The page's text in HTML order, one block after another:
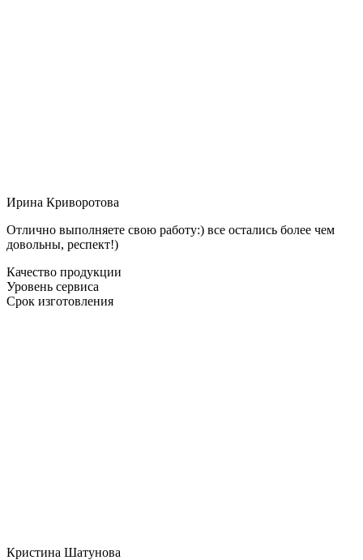
Ирина Криворотова
Отлично выполняете свою работу:) все остались более чем
довольны, респект!)
Качество продукции
Уровень сервиса
Срок изготовления
Кристина Шатунова